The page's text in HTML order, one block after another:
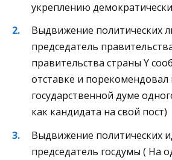
укреплению
Выдвижение политических
председатель
правительства страны Y
отставке и порекомендовал
государственной думе
как кандидата на свой пост)
Выдвижение политических
председатель госдумы ( На